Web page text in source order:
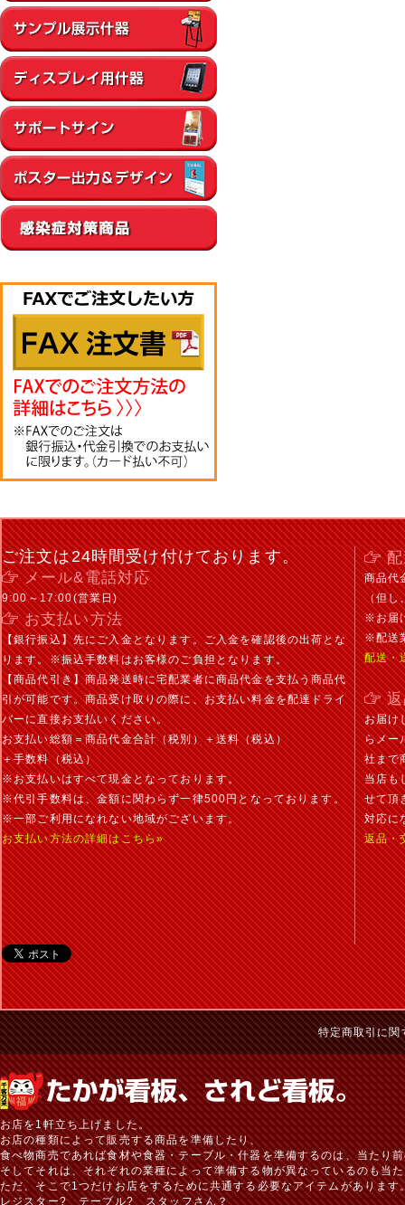
ご注文は24時間受け付けております。
メール&電話対応
9:00～17:00(営業日)
お支払い方法
【銀行振込】先にご入金となります。ご入金を確認後の出荷とな
ります。※振込手数料はお客様のご負担となります。
【商品代引き】商品発送時に宅配業者に商品代金を支払う商品代
引が可能です。商品受け取りの際に、お支払い料金を配達ドライ
バーに直接お支払いください。
お支払い総額＝商品代金合計（税別）＋送料（税込）
＋手数料（税込）
※お支払いはすべて現金となっております。
※代引手数料は、金額に関わらず一律500円となっております。
※一部ご利用になれない地域がございます。
お支払い方法の詳細はこちら»
商品代
（但し
※お届
※配送
配送・
お届け
らメー
社まで
当店も
せて頂
対応に
返品・
特定商取引に関
お店を1軒立ち上げました。
お店の種類によって販売する商品を準備したり、
食べ物商売であれば食材や食器・テーブル・什器を準備するのは、当たり
そしてそれは、それぞれの業種によって準備する物が異なっているのも当
ただ、そこで1つだけお店をするために共通する必要なアイテムがあります
レジスター? テーブル? スタッフさん？